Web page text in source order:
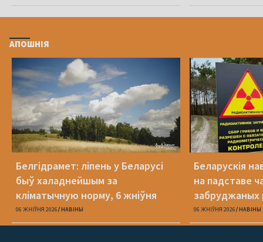
АПОШНІЯ
Белгідрамет: ліпень у Беларусі
быў халаднейшым за
кліматычную норму, 6 жніўня
будзе +40°С
06 ЖНІЎНЯ 2026 НАВІНЫ
Беларускія
на падставе
забруджаных
06 ЖНІЎНЯ 2026 НАВІНЫ